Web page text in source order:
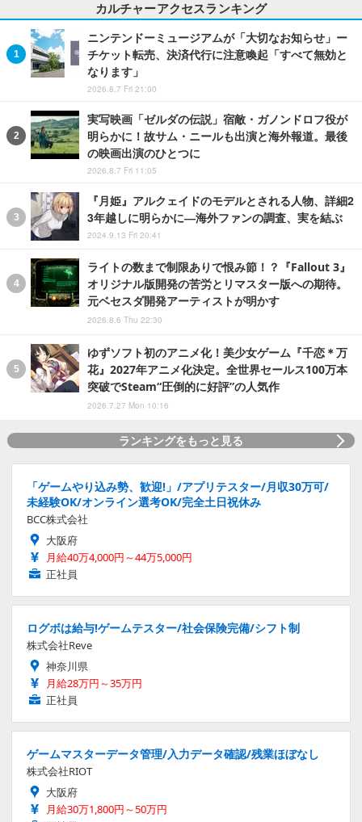
カルチャーアクセスランキング
ニンテンドーミュージアムが「大切なお知らせ」ー
チケット転売、決済代行に注意喚起「すべて無効と
なります」
2026.8.7 Fri 21:00
実写映画「ゼルダの伝説」宿敵・ガノンドロフ役が
明らかに！故サム・ニールも出演と海外報道。最後
の映画出演のひとつに
2026.8.7 Fri 11:05
『月姫』アルクェイドのモデルとされる人物、詳細2
3年越しに明らかに―海外ファンの調査、実を結ぶ
2024.9.13 Fri 20:41
ライトの数まで制限ありで恨み節！？『Fallout 3』
オリジナル版開発の苦労とリマスター版への期待。
元ベセスダ開発アーティストが明かす
2026.8.6 Thu 22:30
ゆずソフト初のアニメ化！美少女ゲーム『千恋＊万
花』2027年アニメ化決定。全世界セールス100万本
突破でSteam“圧倒的に好評”の人気作
2026.7.27 Mon 10:16
ランキングをもっと見る
「ゲームやり込み勢、歓迎!」/アプリテスター/月収30万可/
未経験OK/オンライン選考OK/完全土日祝休み
BCC株式会社
大阪府
月給40万4,000円～44万5,000円
正社員
ログボは給与!ゲームテスター/社会保険完備/シフト制
株式会社Reve
神奈川県
月給28万円～35万円
正社員
ゲームマスターデータ管理/入力データ確認/残業ほぼなし
株式会社RIOT
大阪府
月給30万1,800円～50万円